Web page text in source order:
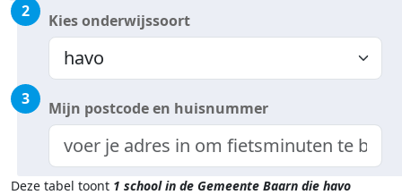
2 Kies onderwijssoort
3 Mijn postcode en huisnummer
Deze tabel toont 1 school in de Gemeente Baarn die havo